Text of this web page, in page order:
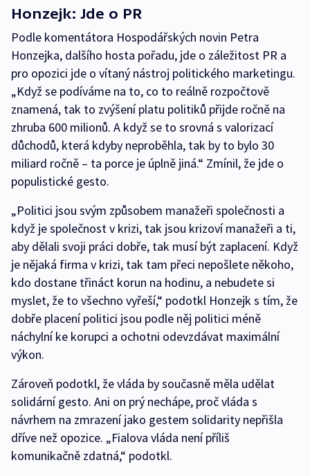
Honzejk: Jde o PR
Podle komentátora Hospodářských novin Petra
Honzejka, dalšího hosta pořadu, jde o záležitost PR a
pro opozici jde o vítaný nástroj politického marketingu.
„Když se podíváme na to, co to reálně rozpočtově
znamená, tak to zvýšení platu politiků přijde ročně na
zhruba 600 milionů. A když se to srovná s valorizací
důchodů, která kdyby neproběhla, tak by to bylo 30
miliard ročně – ta porce je úplně jiná.“ Zmínil, že jde o
populistické gesto.
„Politici jsou svým způsobem manažeři společnosti a
když je společnost v krizi, tak jsou krizoví manažeři a ti,
aby dělali svoji práci dobře, tak musí být zaplacení. Když
je nějaká firma v krizi, tak tam přeci nepošlete někoho,
kdo dostane třináct korun na hodinu, a nebudete si
myslet, že to všechno vyřeší,“ podotkl Honzejk s tím, že
dobře placení politici jsou podle něj politici méně
náchylní ke korupci a ochotni odevzdávat maximální
výkon.
Zároveň podotkl, že vláda by současně měla udělat
solidární gesto. Ani on prý nechápe, proč vláda s
návrhem na zmrazení jako gestem solidarity nepřišla
dříve než opozice. „Fialova vláda není příliš
komunikačně zdatná,“ podotkl.